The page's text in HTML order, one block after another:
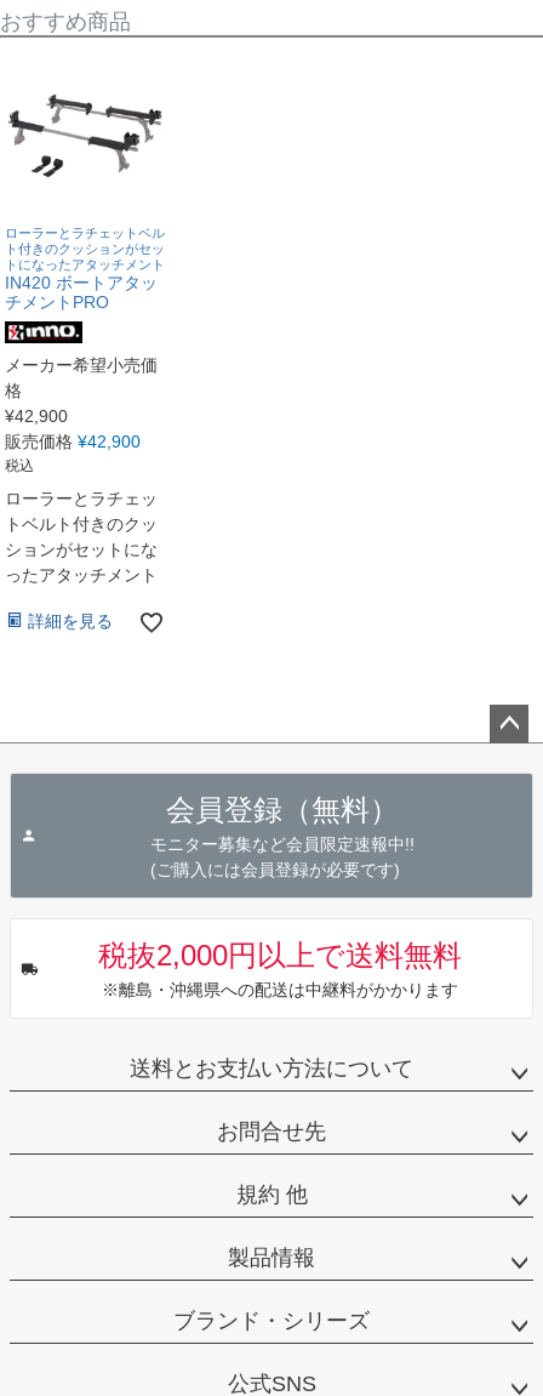
おすすめ商品
ローラーとラチェットベル
ト付きのクッションがセッ
トになったアタッチメント
IN420 ボートアタッ
チメントPRO
メーカー希望小売価
格
¥42,900
販売価格 ¥42,900
税込
ローラーとラチェッ
トベルト付きのクッ
ションがセットにな
ったアタッチメント
詳細を見る
会員登録（無料）
モニター募集など会員限定速報中!!
(ご購入には会員登録が必要です)
税抜2,000円以上で送料無料
※離島・沖縄県への配送は中継料がかかります
送料とお支払い方法について
お問合せ先
規約 他
製品情報
ブランド・シリーズ
公式SNS